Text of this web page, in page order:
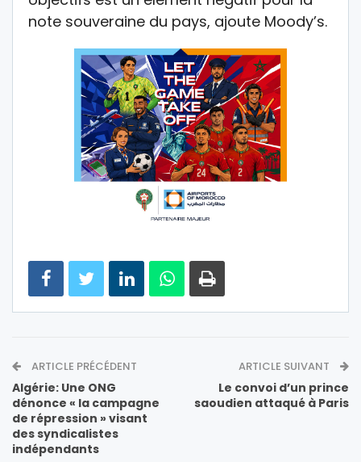
note souveraine du pays, ajoute Moody’s.
ARTICLE PRÉCÉDENT
Algérie: Une ONG
dénonce « la campagne
de répression » visant
des syndicalistes
indépendants
ARTICLE SUIVANT
Le convoi d’un prince
saoudien attaqué à Paris